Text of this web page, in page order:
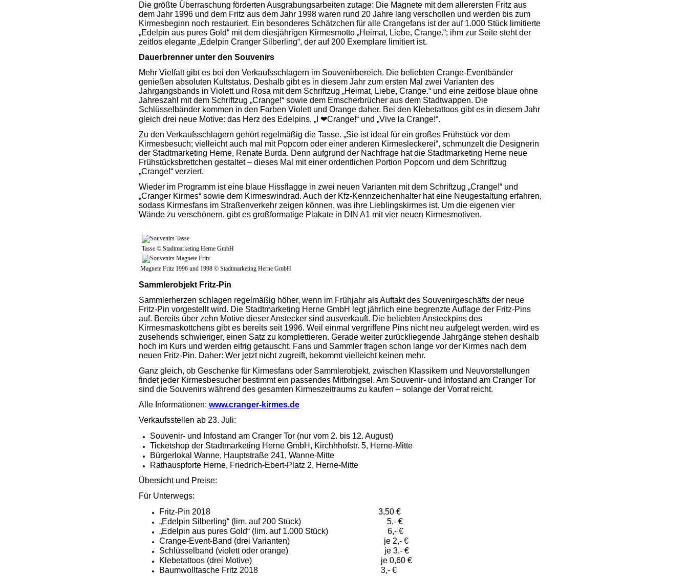
Die größte Überraschung förderten Ausgrabungsarbeiten zutage: Die Magnete mit dem allerersten Fritz aus
dem Jahr 1996 und dem Fritz aus dem Jahr 1998 waren rund 20 Jahre lang verschollen und werden bis zum
Kirmesbeginn noch restauriert. Ein besonderes Schätzchen für alle Crangefans ist der auf 1.000 Stück limitierte
„Edelpin aus pures Gold“ mit dem diesjährigen Kirmesmotto „Heimat, Liebe, Crange.“; ihm zur Seite steht der
zeitlos elegante „Edelpin Cranger Silberling“, der auf 200 Exemplare limitiert ist.
Dauerbrenner unter den Souvenirs
Mehr Vielfalt gibt es bei den Verkaufsschlagern im Souvenirbereich. Die beliebten Crange-Eventbänder
genießen absoluten Kultstatus. Deshalb gibt es in diesem Jahr zum ersten Mal zwei Varianten des
Jahrgangsbands in Violett und Rosa mit dem Schriftzug „Heimat, Liebe, Crange.“ und eine zeitlose blaue ohne
Jahreszahl mit dem Schriftzug „Crange!“ sowie dem Emscherbrücher aus dem Stadtwappen. Die
Schlüsselbänder kommen in den Farben Violett und Orange daher. Bei den Klebetattoos gibt es in diesem Jahr
gleich drei neue Motive: das Herz des Edelpins, „I ❤Crange!“ und „Vive la Crange!“.
Zu den Verkaufsschlagern gehört regelmäßig die Tasse. „Sie ist ideal für ein großes Frühstück vor dem
Kirmesbesuch; vielleicht auch mal mit Popcorn oder einer anderen Kirmesleckerei“, schmunzelt die Designerin
der Stadtmarketing Herne, Renate Burda. Denn aufgrund der Nachfrage hat die Stadtmarketing Herne neue
Frühstücksbrettchen gestaltet – dieses Mal mit einer ordentlichen Portion Popcorn und dem Schriftzug
„Crange!“ verziert.
Wieder im Programm ist eine blaue Hissflagge in zwei neuen Varianten mit dem Schriftzug „Crange!“ und
„Cranger Kirmes“ sowie dem Kirmeswindrad. Auch der Kfz-Kennzeichenhalter hat eine Neugestaltung erfahren,
sodass Kirmesfans im Straßenverkehr zeigen können, was ihre Lieblingskirmes ist. Um die eigenen vier
Wände zu verschönern, gibt es großformatige Plakate in DIN A1 mit vier neuen Kirmesmotiven.
Tasse © Stadtmarketing Herne GmbH
Magnete Fritz 1996 und 1998 © Stadtmarketing Herne GmbH
Sammlerobjekt Fritz-Pin
Sammlerherzen schlagen regelmäßig höher, wenn im Frühjahr als Auftakt des Souvenirgeschäfts der neue
Fritz-Pin vorgestellt wird. Die Stadtmarketing Herne GmbH legt jährlich eine begrenzte Auflage der Fritz-Pins
auf. Bereits über zehn Motive dieser Anstecker sind ausverkauft. Die beliebten Ansteckpins des
Kirmesmaskottchens gibt es bereits seit 1996. Weil einmal vergriffene Pins nicht neu aufgelegt werden, wird es
zusehends schwieriger, einen Satz zu komplettieren. Gerade weiter zurückliegende Jahrgänge stehen deshalb
hoch im Kurs und werden eifrig getauscht. Fans und Sammler fragen schon lange vor der Kirmes nach dem
neuen Fritz-Pin. Daher: Wer jetzt nicht zugreift, bekommt vielleicht keinen mehr.
Ganz gleich, ob Geschenke für Kirmesfans oder Sammlerobjekt, zwischen Klassikern und Neuvorstellungen
findet jeder Kirmesbesucher bestimmt ein passendes Mitbringsel. Am Souvenir- und Infostand am Cranger Tor
sind die Souvenirs während des gesamten Kirmeszeitraums zu kaufen – solange der Vorrat reicht.
Alle Informationen: www.cranger-kirmes.de
Verkaufsstellen ab 23. Juli:
Souvenir- und Infostand am Cranger Tor (nur vom 2. bis 12. August)
Ticketshop der Stadtmarketing Herne GmbH, Kirchhhofstr. 5, Herne-Mitte
Bürgerlokal Wanne, Hauptstraße 241, Wanne-Mitte
Rathauspforte Herne, Friedrich-Ebert-Platz 2, Herne-Mitte
Übersicht und Preise:
Für Unterwegs:
Fritz-Pin 2018 3,50 €
„Edelpin Silberling“ (lim. auf 200 Stück) 5,- €
„Edelpin aus pures Gold“ (lim. auf 1.000 Stück) 6,- €
Crange-Event-Band (drei Varianten) je 2,- €
Schlüsselband (violett oder orange) je 3,- €
Klebetattoos (drei Motive) je 0,60 €
Baumwolltasche Fritz 2018 3,- €